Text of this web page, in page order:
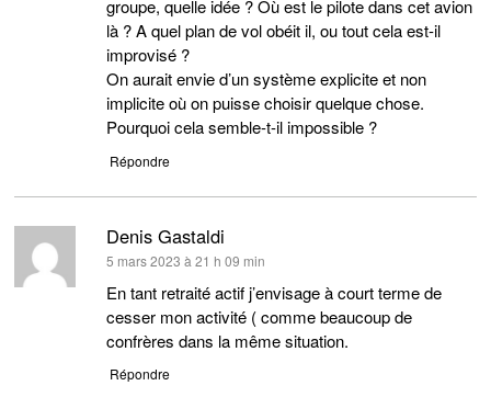
groupe, quelle idée ? Où est le pilote dans cet avion
là ? A quel plan de vol obéit il, ou tout cela est-il
improvisé ?
On aurait envie d’un système explicite et non
implicite où on puisse choisir quelque chose.
Pourquoi cela semble-t-il impossible ?
Répondre
Denis Gastaldi
dit :
5 mars 2023 à 21 h 09 min
En tant retraité actif j’envisage à court terme de
cesser mon activité ( comme beaucoup de
confrères dans la même situation.
Répondre